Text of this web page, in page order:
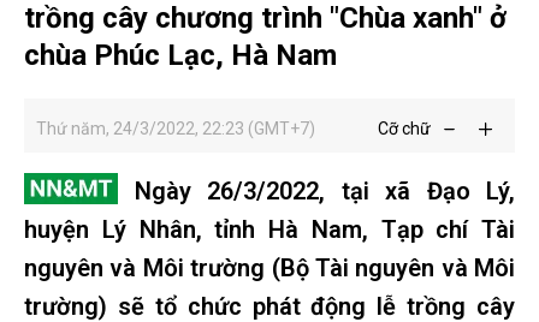
trồng cây chương trình "Chùa xanh" ở
chùa Phúc Lạc, Hà Nam
Thứ năm, 24/3/2022, 22:23 (GMT+7) Cỡ chữ
Ngày 26/3/2022, tại xã Đạo Lý,
huyện Lý Nhân, tỉnh Hà Nam, Tạp chí Tài
nguyên và Môi trường (Bộ Tài nguyên và Môi
trường) sẽ tổ chức phát động lễ trồng cây